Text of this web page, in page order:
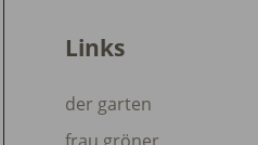
Links
der garten